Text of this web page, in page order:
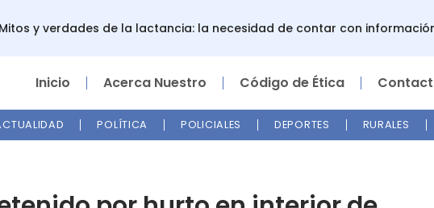
Mitos y verdades de la lactancia: la necesidad de contar con
Inicio Acerca Nuestro Código de Ética
POLÍTICA POLICIALES DEPORTES RURALES